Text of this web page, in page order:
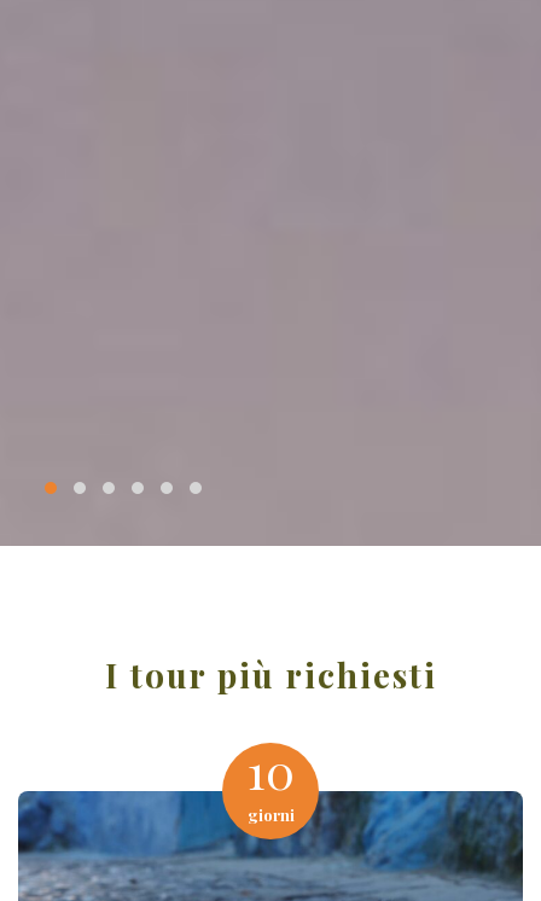
I tour più richiesti
10
giorni